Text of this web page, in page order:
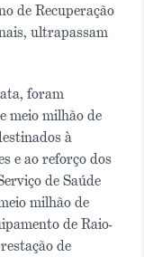
de Recuperação
ultrapassam
foram
meio milhão de
à
e ao reforço dos
de Saúde
milhão de
de Raio-
de